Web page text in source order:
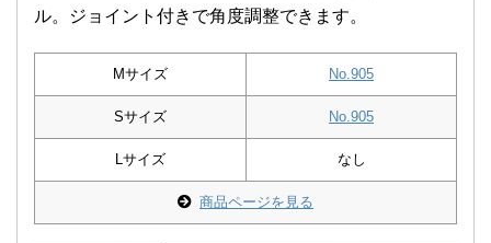
ル。ジョイント付きで角度調整できます。
Mサイズ No.905
Sサイズ No.905
Lサイズ なし
商品ページを見る